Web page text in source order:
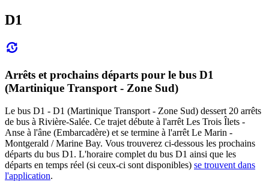
D1
Arrêts et prochains départs pour le bus D1
(Martinique Transport - Zone Sud)
Le bus D1 - D1 (Martinique Transport - Zone Sud) dessert 20 arrêts
de bus à Rivière-Salée. Ce trajet débute à l'arrêt Les Trois Îlets -
Anse à l'âne (Embarcadère) et se termine à l'arrêt Le Marin -
Montgerald / Marine Bay. Vous trouverez ci-dessous les prochains
départs du bus D1. L'horaire complet du bus D1 ainsi que les
départs en temps réel (si ceux-ci sont disponibles) se trouvent dans
l'application.